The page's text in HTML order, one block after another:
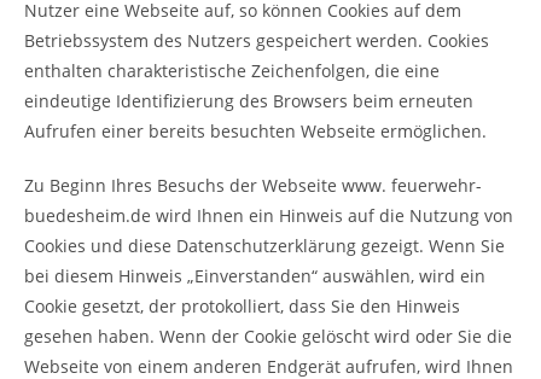
Nutzer eine Webseite auf, so können Cookies auf dem
Betriebssystem des Nutzers gespeichert werden. Cookies
enthalten charakteristische Zeichenfolgen, die eine
eindeutige Identifizierung des Browsers beim erneuten
Aufrufen einer bereits besuchten Webseite ermöglichen.
Zu Beginn Ihres Besuchs der Webseite www. feuerwehr-
buedesheim.de wird Ihnen ein Hinweis auf die Nutzung von
Cookies und diese Datenschutzerklärung gezeigt. Wenn Sie
bei diesem Hinweis „Einverstanden“ auswählen, wird ein
Cookie gesetzt, der protokolliert, dass Sie den Hinweis
gesehen haben. Wenn der Cookie gelöscht wird oder Sie die
Webseite von einem anderen Endgerät aufrufen, wird Ihnen